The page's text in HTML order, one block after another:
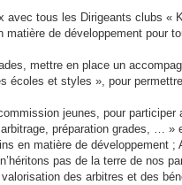
avec tous les Dirigeants clubs «
matière de développement pour
mettre en place un
écoles et styles », pour
jeunes, pour
préparation grades, … »
en matière de développement
pas de la terre de nos
des arbitres et des